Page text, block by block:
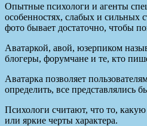
Опытные психологи и агенты
особенностях, слабых и сильных
фото бывает достаточно, чтобы
Аватаркой, авой, юзерпиком
блогеры, форумчане и те, кто
Аватарка позволяет
определить, все представлялись
Психологи считают, что то, какую
или яркие черты характера.